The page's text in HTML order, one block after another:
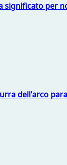
significato per
dell'arco